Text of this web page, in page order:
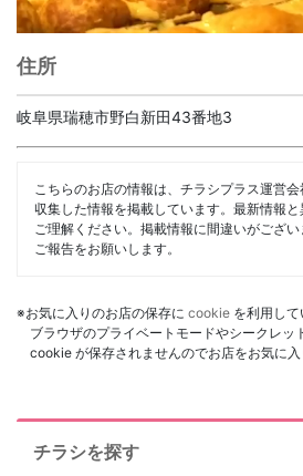
住所
岐阜県瑞穂市野白新田43番地3
こちらのお店の情報は、チラシプラス運営
収集した情報を掲載しています。最新情報
ご理解ください。掲載情報に間違いがござ
ご報告をお願いします。
※お気に入りのお店の保存に cookie を利用して
ブラウザのプライベートモードやシークレッ
cookie が保存されませんのでお店をお気に入
チラシを探す